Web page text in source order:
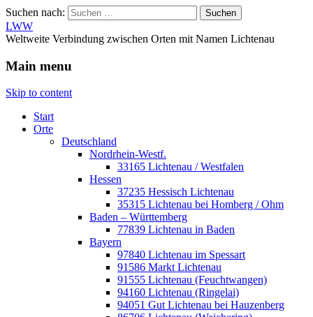
Suchen nach:
LWW
Weltweite Verbindung zwischen Orten mit Namen Lichtenau
Main menu
Skip to content
Start
Orte
Deutschland
Nordrhein-Westf.
33165 Lichtenau / Westfalen
Hessen
37235 Hessisch Lichtenau
35315 Lichtenau bei Homberg / Ohm
Baden – Württemberg
77839 Lichtenau in Baden
Bayern
97840 Lichtenau im Spessart
91586 Markt Lichtenau
91555 Lichtenau (Feuchtwangen)
94160 Lichtenau (Ringelai)
94051 Gut Lichtenau bei Hauzenberg